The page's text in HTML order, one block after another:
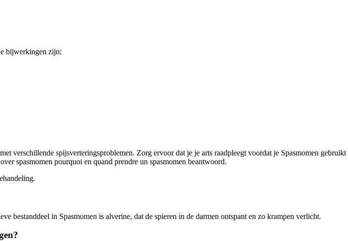
bijwerkingen zijn:
verschillende spijsverteringsproblemen. Zorg ervoor dat je je arts raadpleegt voordat je Spasmomen gebruikt
spasmomen pourquoi en quand prendre un spasmomen beantwoord.
bestanddeel in Spasmomen is alverine, dat de spieren in de darmen ontspant en zo krampen verlicht.